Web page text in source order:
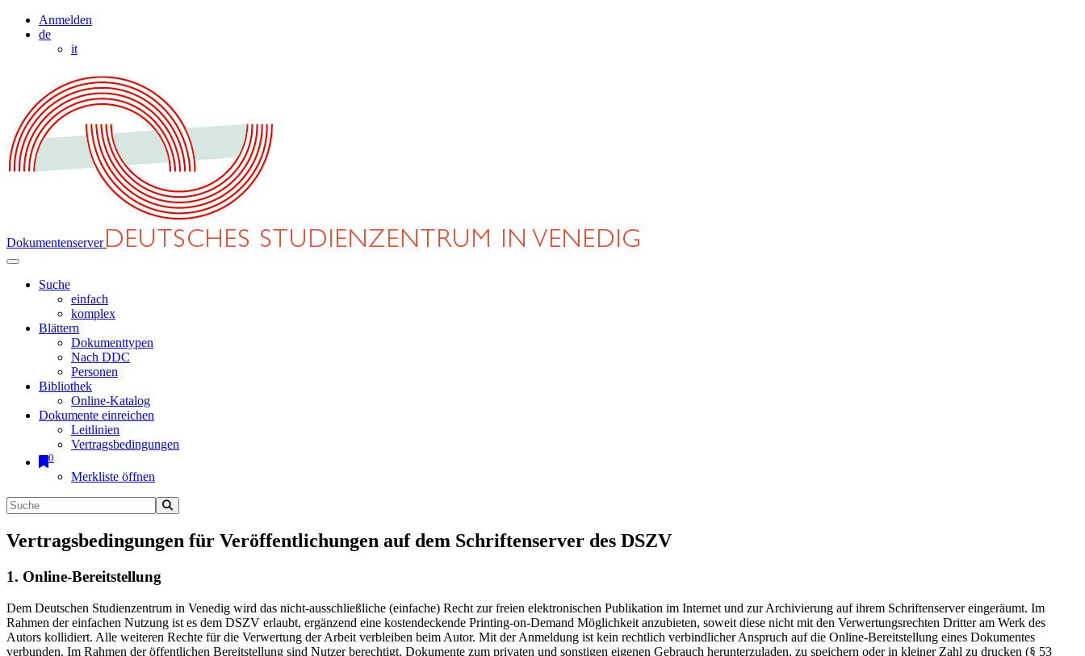
Anmelden
de
it
Dokumentenserver
Suche
einfach
komplex
Blättern
Dokumenttypen
Nach DDC
Personen
Bibliothek
Online-Katalog
Dokumente einreichen
Leitlinien
Vertragsbedingungen
0
Merkliste öffnen
Vertragsbedingungen für Veröffentlichungen auf dem Schriftenserver des DSZV
1. Online-Bereitstellung
Dem Deutschen Studienzentrum in Venedig wird das nicht-ausschließliche (einfache) Recht zur freien elektronischen Publikation im Internet und zur Archivierung auf ihrem Schriftenserver eingeräumt. Im
Rahmen der einfachen Nutzung ist es dem DSZV erlaubt, ergänzend eine kostendeckende Printing-on-Demand Möglichkeit anzubieten, soweit diese nicht mit den Verwertungsrechten Dritter am Werk des
Autors kollidiert. Alle weiteren Rechte für die Verwertung der Arbeit verbleiben beim Autor. Mit der Anmeldung ist kein rechtlich verbindlicher Anspruch auf die Online-Bereitstellung eines Dokumentes
verbunden. Im Rahmen der öffentlichen Bereitstellung sind Nutzer berechtigt, Dokumente zum privaten und sonstigen eigenen Gebrauch herunterzuladen, zu speichern oder in kleiner Zahl zu drucken (§ 53